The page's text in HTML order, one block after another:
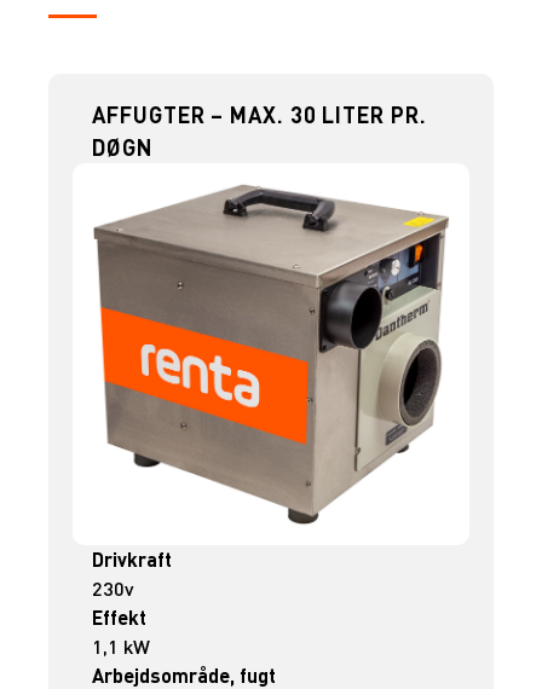
AFFUGTER – MAX. 30 LITER PR.
DØGN
Drivkraft
230v
Effekt
1,1 kW
Arbejdsområde, fugt